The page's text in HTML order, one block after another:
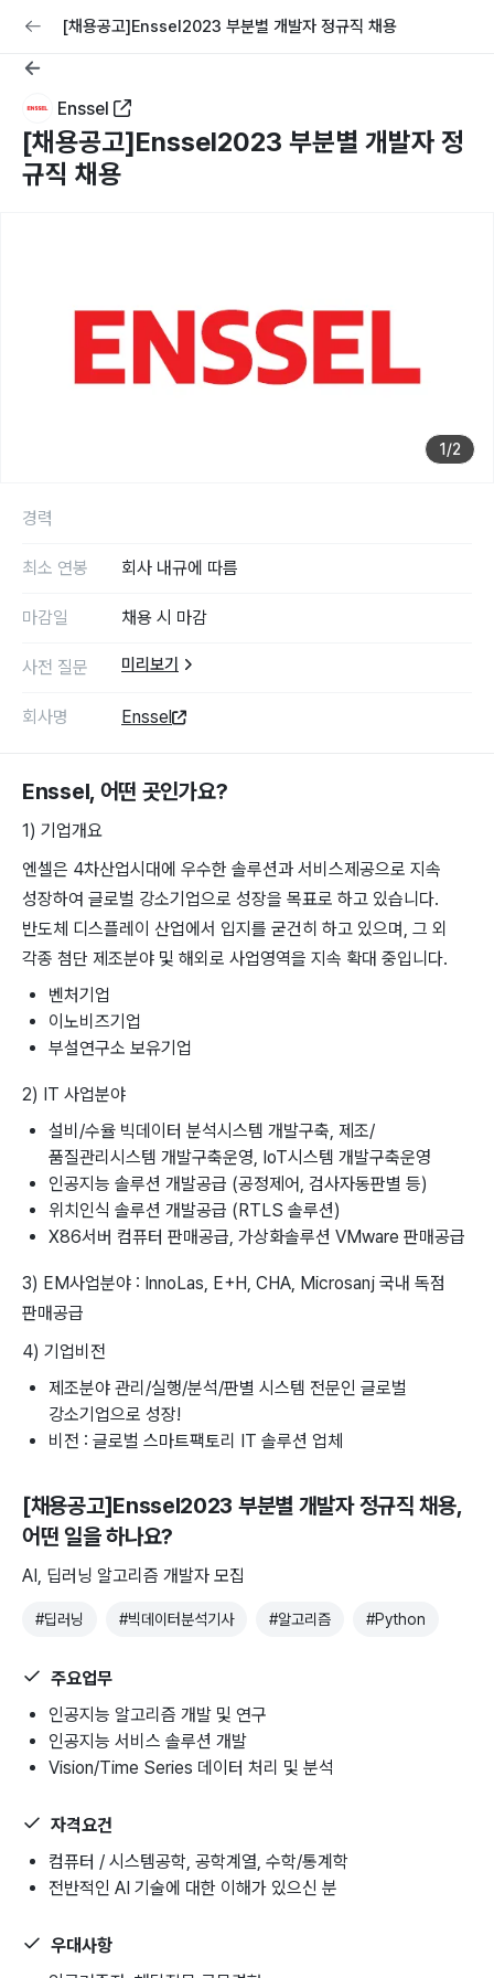
교육 커리어 채용공고 올리기
[채용공고]Enssel2023 부분별 개발자 정규직 채용
Enssel
[채용공고]Enssel2023 부분별 개발자 정
규직 채용
1 /2
Enssel, 어떤 곳인가요?
1) 기업개요
엔셀은 4차산업시대에 우수한 솔루션과 서비스제공으로 지속
성장하여 글로벌 강소기업으로 성장을 목표로 하고 있습니다.
반도체 디스플레이 산업에서 입지를 굳건히 하고 있으며, 그 외
각종 첨단 제조분야 및 해외로 사업영역을 지속 확대 중입니다.
벤처기업
이노비즈기업
부설연구소 보유기업
2) IT 사업분야
설비/수율 빅데이터 분석시스템 개발구축, 제조/
품질관리시스템 개발구축운영, IoT시스템 개발구축운영
인공지능 솔루션 개발공급 (공정제어, 검사자동판별 등)
위치인식 솔루션 개발공급 (RTLS 솔루션)
X86서버 컴퓨터 판매공급, 가상화솔루션 VMware 판매공급
3) EM사업분야 : InnoLas, E+H, CHA, Microsanj 국내 독점
판매공급
4) 기업비전
제조분야 관리/실행/분석/판별 시스템 전문인 글로벌
강소기업으로 성장!
비전 : 글로벌 스마트팩토리 IT 솔루션 업체
[채용공고]Enssel2023 부분별 개발자 정규직 채용,
어떤 일을 하나요?
AI, 딥러닝 알고리즘 개발자 모집
#딥러닝 #빅데이터분석기사 #알고리즘 #Python
주요업무
인공지능 알고리즘 개발 및 연구
인공지능 서비스 솔루션 개발
Vision/Time Series 데이터 처리 및 분석
자격요건
컴퓨터 / 시스템공학, 공학계열, 수학/통계학
전반적인 AI 기술에 대한 이해가 있으신 분
우대사항
경력
최소 연봉 회사 내규에 따름
마감일 채용 시 마감
사전 질문 미리보기
회사명 Enssel